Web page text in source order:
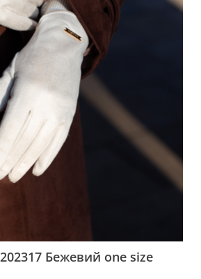
Бежевий one size